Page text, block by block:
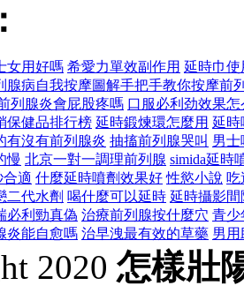
女用好嗎 希愛力單效副作用 延時巾使
腺病自我按摩圖解手把手教你按摩前
列腺炎會屁股疼嗎 口服必利劲效果怎
保健品排行榜 延時鍛煉環怎麼用 延時
有沒有前列腺炎 抽搐前列腺哭叫 男士
慢 北京一對一調理前列腺 simida延時
適 什麼延時噴劑效果好 性慾小說 吃
二代水劑 喝什麼可以延時 延時攝影間
必利勁真偽 治療前列腺按什麼穴 青少
炎能自愈嗎 治早洩最有效的草藥 男
2020 怎樣壯